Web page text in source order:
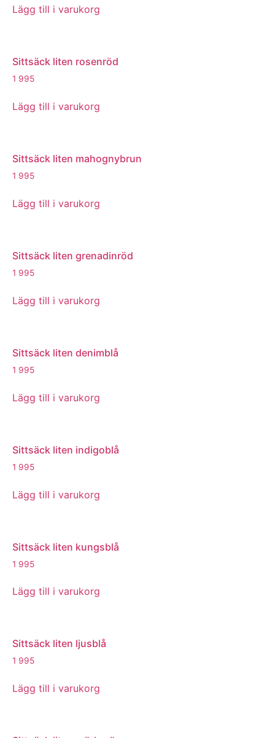
Lägg till i varukorg
Sittsäck liten rosenröd
1 995
Lägg till i varukorg
Sittsäck liten mahognybrun
1 995
Lägg till i varukorg
Sittsäck liten grenadinröd
1 995
Lägg till i varukorg
Sittsäck liten denimblå
1 995
Lägg till i varukorg
Sittsäck liten indigoblå
1 995
Lägg till i varukorg
Sittsäck liten kungsblå
1 995
Lägg till i varukorg
Sittsäck liten ljusblå
1 995
Lägg till i varukorg